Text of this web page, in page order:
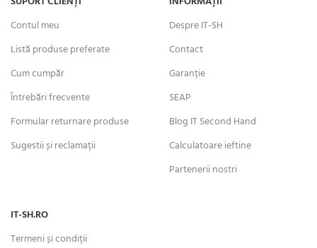
Contul meu
Listă produse preferate
Cum cumpăr
Întrebări frecvente
Formular returnare produse
Sugestii și reclamații
Despre IT-SH
Contact
Garanție
SEAP
Blog IT Second Hand
Calculatoare ieftine
Partenerii nostri
IT-SH.RO
Termeni și condiții